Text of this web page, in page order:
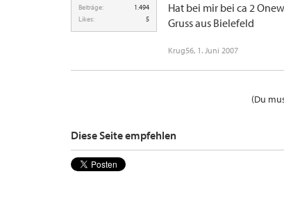
Beiträge:
1.494
Likes:
5
Hat bei mir bei ca 2
Gruss aus Bielefeld
Krug56, 1. Juni 2007
(Du
Diese Seite empfehlen